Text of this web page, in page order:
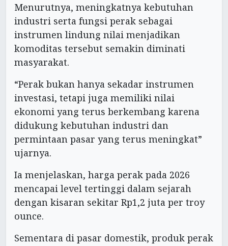
Menurutnya, meningkatnya kebutuhan
industri serta fungsi perak sebagai
instrumen lindung nilai menjadikan
komoditas tersebut semakin diminati
masyarakat.
“Perak bukan hanya sekadar instrumen
investasi, tetapi juga memiliki nilai
ekonomi yang terus berkembang karena
didukung kebutuhan industri dan
permintaan pasar yang terus meningkat”
ujarnya.
Ia menjelaskan, harga perak pada 2026
mencapai level tertinggi dalam sejarah
dengan kisaran sekitar Rp1,2 juta per troy
ounce.
Sementara di pasar domestik, produk perak